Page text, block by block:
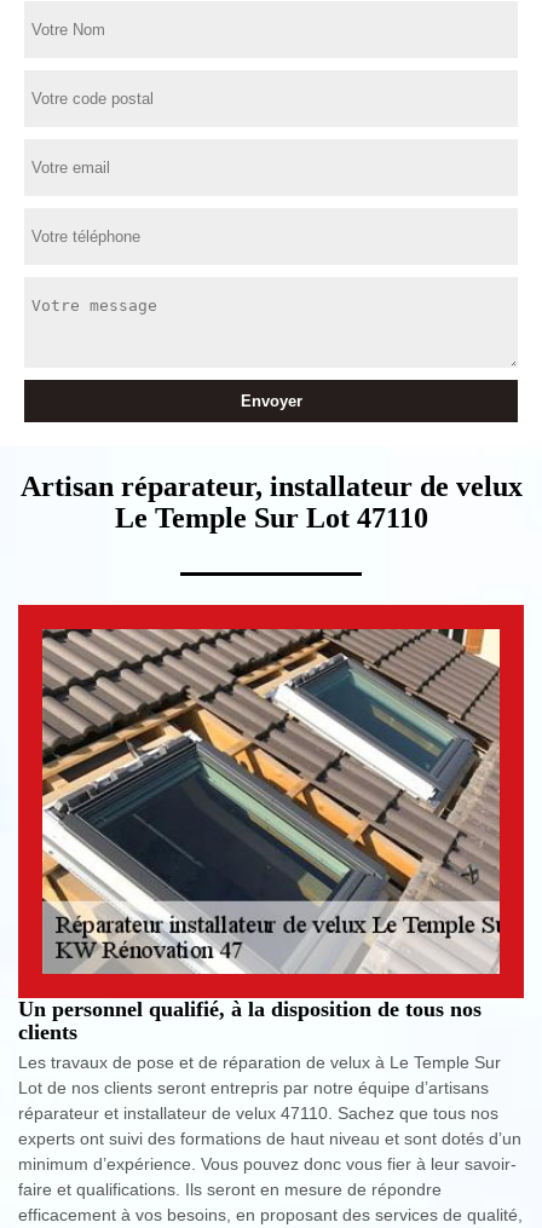
Artisan réparateur, installateur de velux
Le Temple Sur Lot 47110
Un personnel qualifié, à la disposition de tous nos
clients
Les travaux de pose et de réparation de velux à Le Temple Sur
Lot de nos clients seront entrepris par notre équipe d’artisans
réparateur et installateur de velux 47110. Sachez que tous nos
experts ont suivi des formations de haut niveau et sont dotés d’un
minimum d’expérience. Vous pouvez donc vous fier à leur savoir-
faire et qualifications. Ils seront en mesure de répondre
efficacement à vos besoins, en proposant des services de qualité,